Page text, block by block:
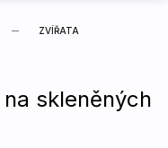
ZVÍŘATA
skleněných